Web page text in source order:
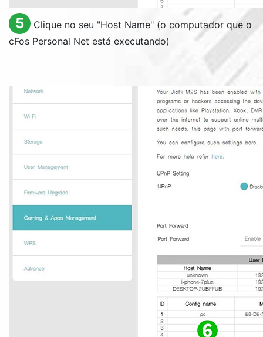
5 Clique no seu "Host Name" (o computador que o
cFos Personal Net está executando)